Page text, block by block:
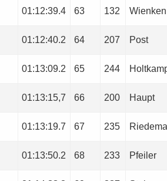
01:12:39.4 63 132 Wienken
01:12:40.2 64 207 Post
01:13:09.2 65 244
01:13:15,7 66 200 Haupt
01:13:19.7 67 235
01:13:50.2 68 233 Pfeiler